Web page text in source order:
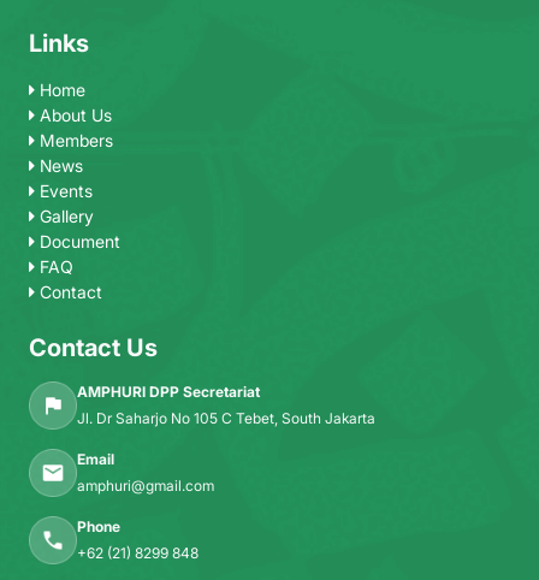
Links
Home
About Us
Members
News
Events
Gallery
Document
FAQ
Contact
Contact Us
AMPHURI DPP Secretariat
Jl. Dr Saharjo No 105 C Tebet, South Jakarta
Email
amphuri@gmail.com
Phone
+62 (21) 8299 848